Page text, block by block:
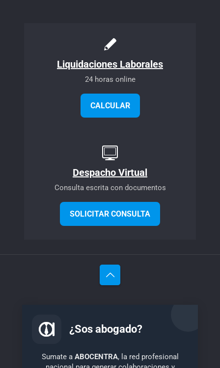
Liquidaciones Laborales
24 horas online
CALCULAR
Despacho Virtual
Consulta escrita con documentos
SOLICITAR CONSULTA
¿Sos abogado?
Sumate a ABOCENTRA, la red profesional